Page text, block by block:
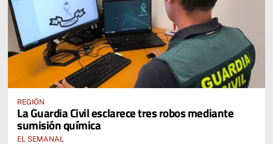
REGIÓN
La Guardia Civil esclarece tres robos mediante
sumisión química
EL SEMANAL